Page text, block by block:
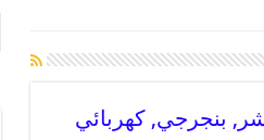
99007355 كهرباء وبنشر, بنجرجي, كهربائي